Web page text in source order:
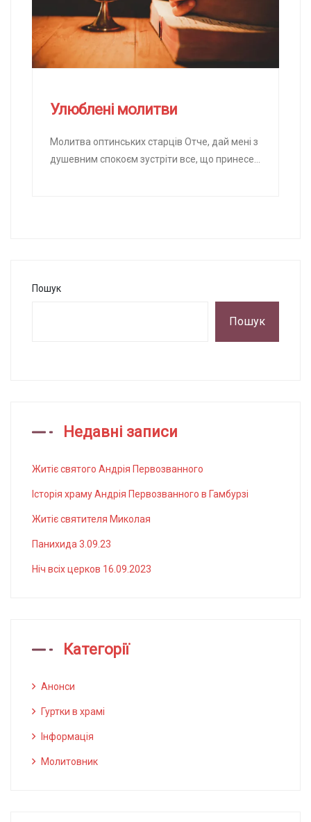
Улюблені молитви
Молитва оптинських старців Отче, дай мені з
душевним спокоєм зустріти все, що принесе
Пошук
Пошук
Недавні записи
Житіє святого Андрія Первозванного
Історія храму Андрія Первозванного в Гамбурзі
Житіє святителя Миколая
Панихида 3.09.23
Ніч всіх церков 16.09.2023
Категорії
Анонси
Гуртки в храмі
Інформація
Молитовник